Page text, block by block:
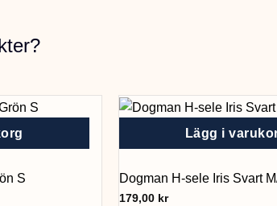
S
Lägg i
Dogman H-sele Iris Svart
179,00 kr